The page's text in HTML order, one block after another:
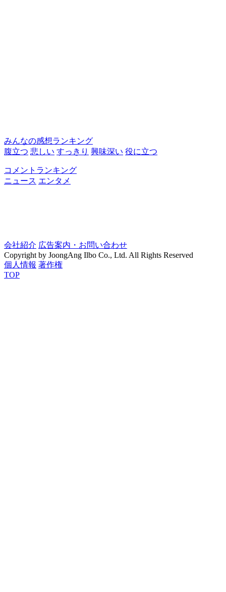
みんなの感想ランキング
腹立つ 悲しい すっきり 興味深い 役に立つ
コメントランキング
ニュース エンタメ
会社紹介 広告案内・お問い合わせ
Copyright by JoongAng Ilbo Co., Ltd. All Rights Reserved
個人情報 著作権
TOP